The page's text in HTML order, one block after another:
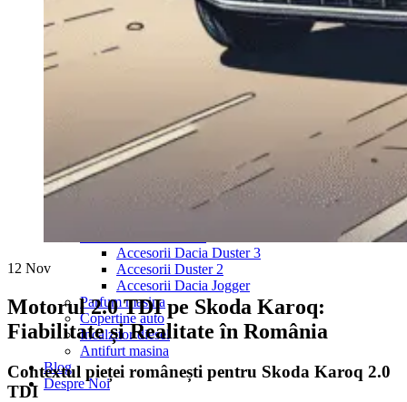
Navigație Skoda Fabia 1
Navigație Skoda Fabia 2
Navigație Skoda Octavia 1
Navigație Skoda Octavia 2
Navigație Skoda Octavia 3
Navigație Skoda Rapid
Navigație Skoda Superb 1
Navigație Skoda Superb 2
Navigație Toyota Avensis T25
Portbagaj Plafon Auto
Peste 350 Litri
Accesorii Dacia Duster 3
Accesorii Duster 2
Accesorii Dacia Jogger
Parfum masina
Copertine auto
Incalzitor diesel
Antifurt masina
Blog
Despre Noi
12 Nov
Motorul 2.0 TDI pe Skoda Karoq:
Fiabilitate și Realitate în România
Contextul pieței românești pentru Skoda Karoq 2.0
TDI